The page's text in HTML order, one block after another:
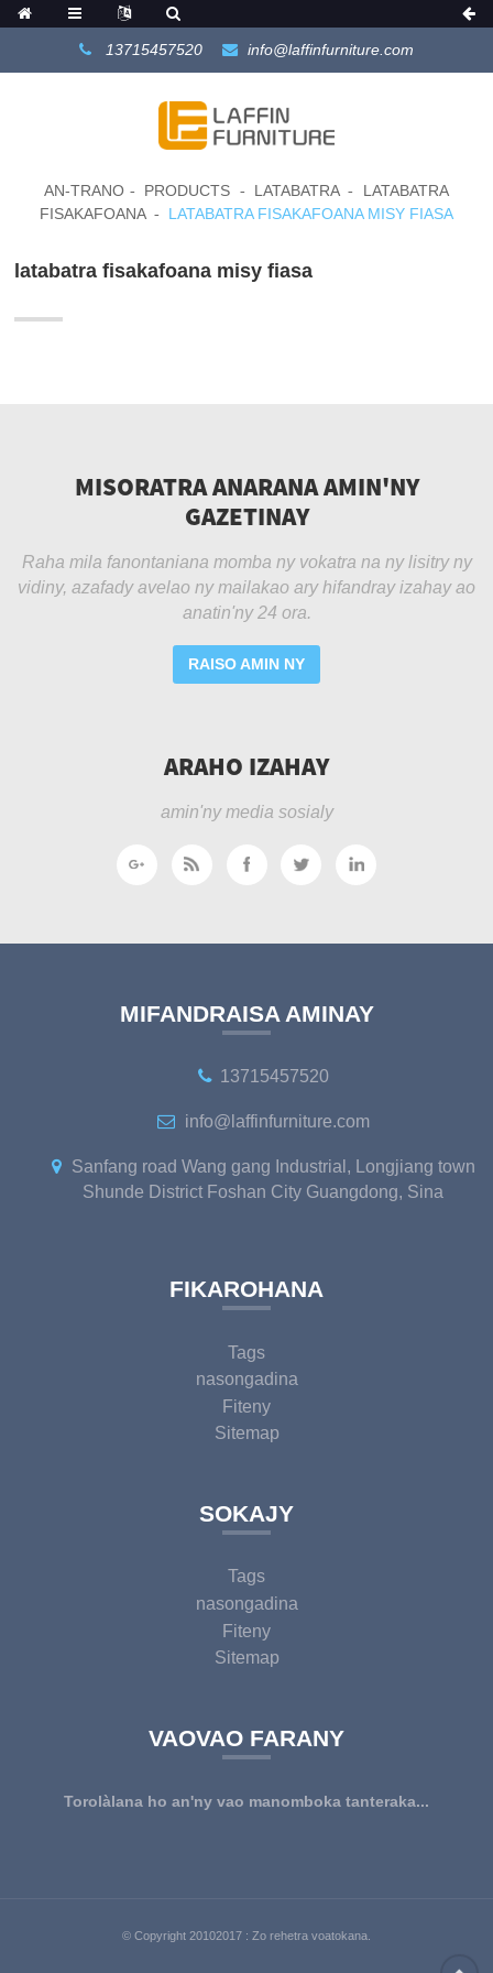
13715457520 info@laffinfurniture.com
AN-TRANO PRODUCTS LATABATRA
LATABATRA
FISAKAFOANA
LATABATRA FISAKAFOANA MISY FIASA
latabatra fisakafoana misy fiasa
MISORATRA ANARANA AMIN'NY
GAZETINAY
Raha mila fanontaniana momba ny vokatra na ny lisitry ny
vidiny, azafady avelao ny mailakao ary hifandray izahay ao
anatin'ny 24 ora.
RAISO AMIN NY
ARAHO IZAHAY
amin'ny media sosialy
MIFANDRAISA AMINAY
13715457520
info@laffinfurniture.com
Sanfang road Wang gang Industrial, Longjiang town
Shunde District Foshan City Guangdong, Sina
FIKAROHANA
Tags
nasongadina
Fiteny
Sitemap
SOKAJY
Tags
nasongadina
Fiteny
Sitemap
VAOVAO FARANY
Torolàlana ho an'ny vao manomboka tanteraka...
© Copyright 20102017 : Zo rehetra voatokana.